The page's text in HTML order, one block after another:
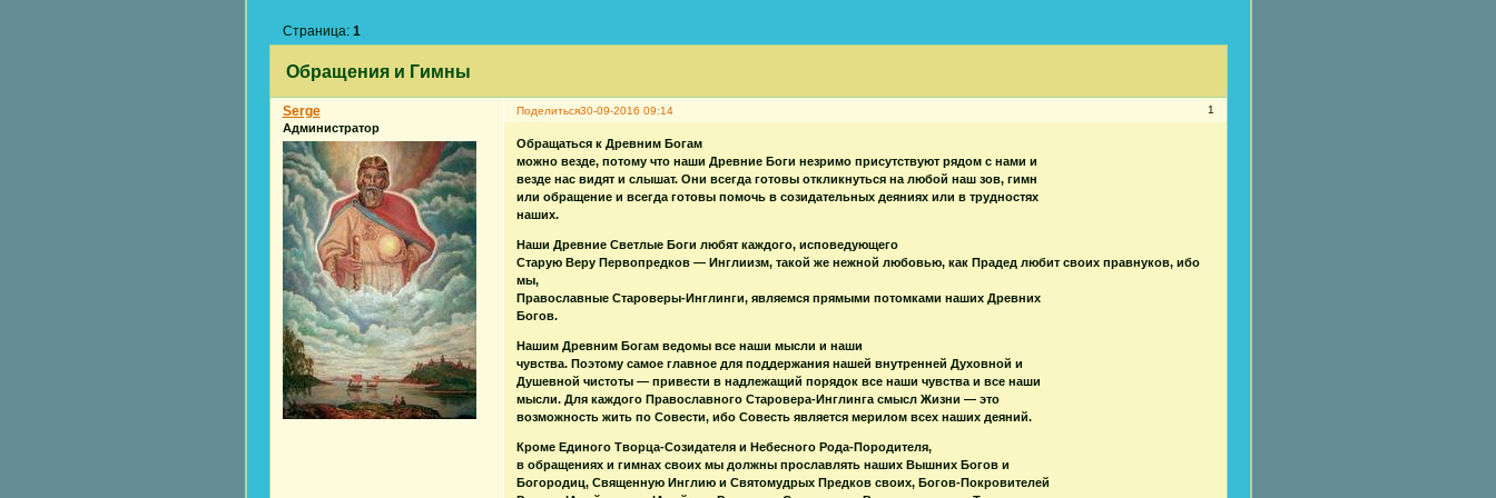
Обращения и Гимны
Страница: 1
Поделиться 1
30-09-2016 09:14
Serge
Администратор
Обращаться к Древним Богам
можно везде, потому что наши Древние Боги незримо присутствуют рядом с нами и
везде нас видят и слышат. Они всегда готовы откликнуться на любой наш зов, гимн
или обращение и всегда готовы помочь в созидательных деяниях или в трудностях
наших.
Наши Древние Светлые Боги любят каждого, исповедующего
Старую Веру Первопредков — Инглиизм, такой же нежной любовью, как Прадед любит своих правнуков, ибо
мы,
Православные Староверы-Инглинги, являемся прямыми потомками наших Древних
Богов.
Нашим Древним Богам ведомы все наши мысли и наши
чувства. Поэтому самое главное для поддержания нашей внутренней Духовной и
Душевной чистоты — привести в надлежащий порядок все наши чувства и все наши
мысли. Для каждого Православного Старовера-Инглинга смысл Жизни — это
возможность жить по Совести, ибо Совесть является мерилом всех наших деяний.
Кроме Единого Творца-Созидателя и Небесного Рода-Породителя,
в обращениях и гимнах своих мы должны прославлять наших Вышних Богов и
Богородиц, Священную Инглию и Святомудрых Предков своих, Богов-Покровителей